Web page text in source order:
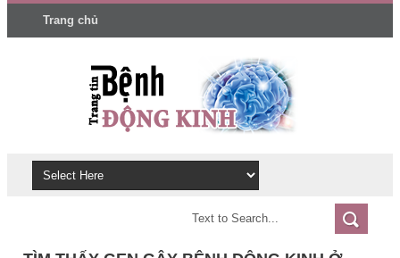
Trang chủ